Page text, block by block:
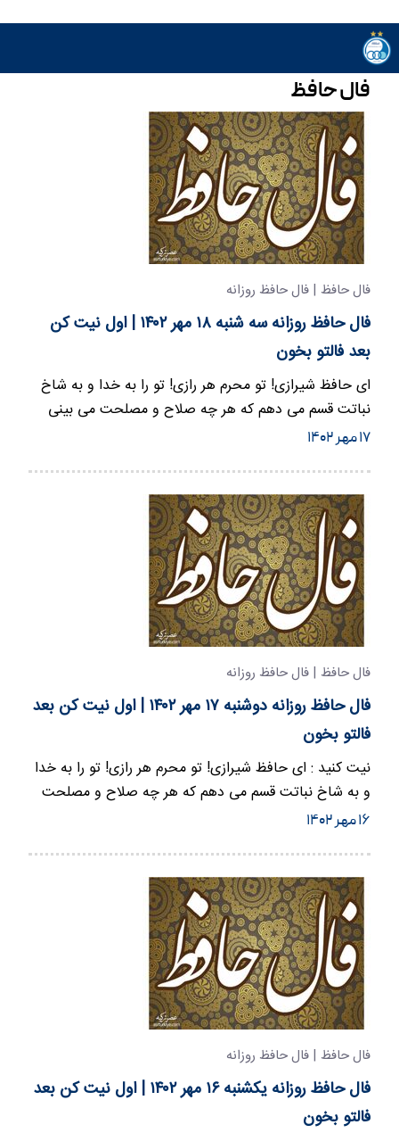
فال حافظ
فال حافظ | فال حافظ روزانه
فال حافظ روزانه سه شنبه ۱۸ مهر ۱۴۰۲ | اول نیت کن
بعد فالتو بخون
ای حافظ شیرازی! تو محرم هر رازی! تو را به خدا و به شاخ
نباتت قسم می دهم که هر چه صلاح و مصلحت می بینی
برایم آشکار و…
۱۷ مهر ۱۴۰۲
فال حافظ | فال حافظ روزانه
فال حافظ روزانه دوشنبه ۱۷ مهر ۱۴۰۲ | اول نیت کن بعد
فالتو بخون
نیت کنید : ای حافظ شیرازی! تو محرم هر رازی! تو را به خدا
و به شاخ نباتت قسم می دهم که هر چه صلاح و مصلحت
می بینی برایم…
۱۶ مهر ۱۴۰۲
فال حافظ | فال حافظ روزانه
فال حافظ روزانه یکشنبه ۱۶ مهر ۱۴۰۲ | اول نیت کن بعد
فالتو بخون